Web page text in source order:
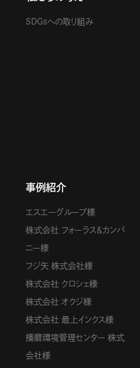
SDGsへの取り組み
事例紹介
エスエーグループ様
株式会社 フォーラス＆カンパ
ニー様
フジ矢 株式会社様
株式会社 クロシェ様
株式会社 オクジ様
株式会社 最上インクス様
播磨環境管理センター 株式
会社様